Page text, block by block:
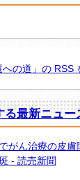
への道」の RSS
る最新ニュー
がん治療の皮
- 読売新聞